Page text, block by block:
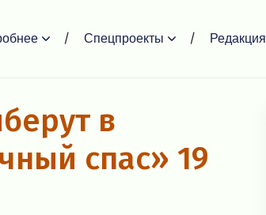
Спецпроекты Редакция
в
спас» 19